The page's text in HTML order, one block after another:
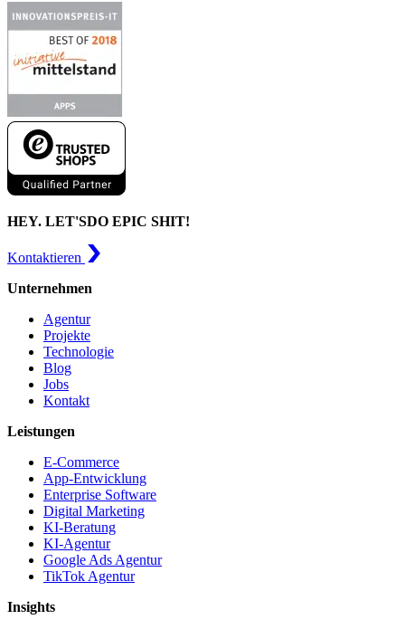
HEY. LET'SDO EPIC SHIT!
Kontaktieren
Unternehmen
Agentur
Projekte
Technologie
Blog
Jobs
Kontakt
Leistungen
E-Commerce
App-Entwicklung
Enterprise Software
Digital Marketing
KI-Beratung
KI-Agentur
Google Ads Agentur
TikTok Agentur
Insights